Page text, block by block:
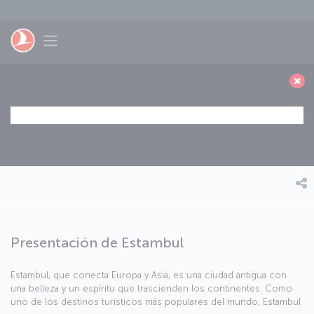
Toggle navigation
Presentación de Estambul
Estambul, que conecta Europa y Asia, es una ciudad antigua con
una belleza y un espíritu que trascienden los continentes. Como
uno de los destinos turísticos más populares del mundo, Estambul